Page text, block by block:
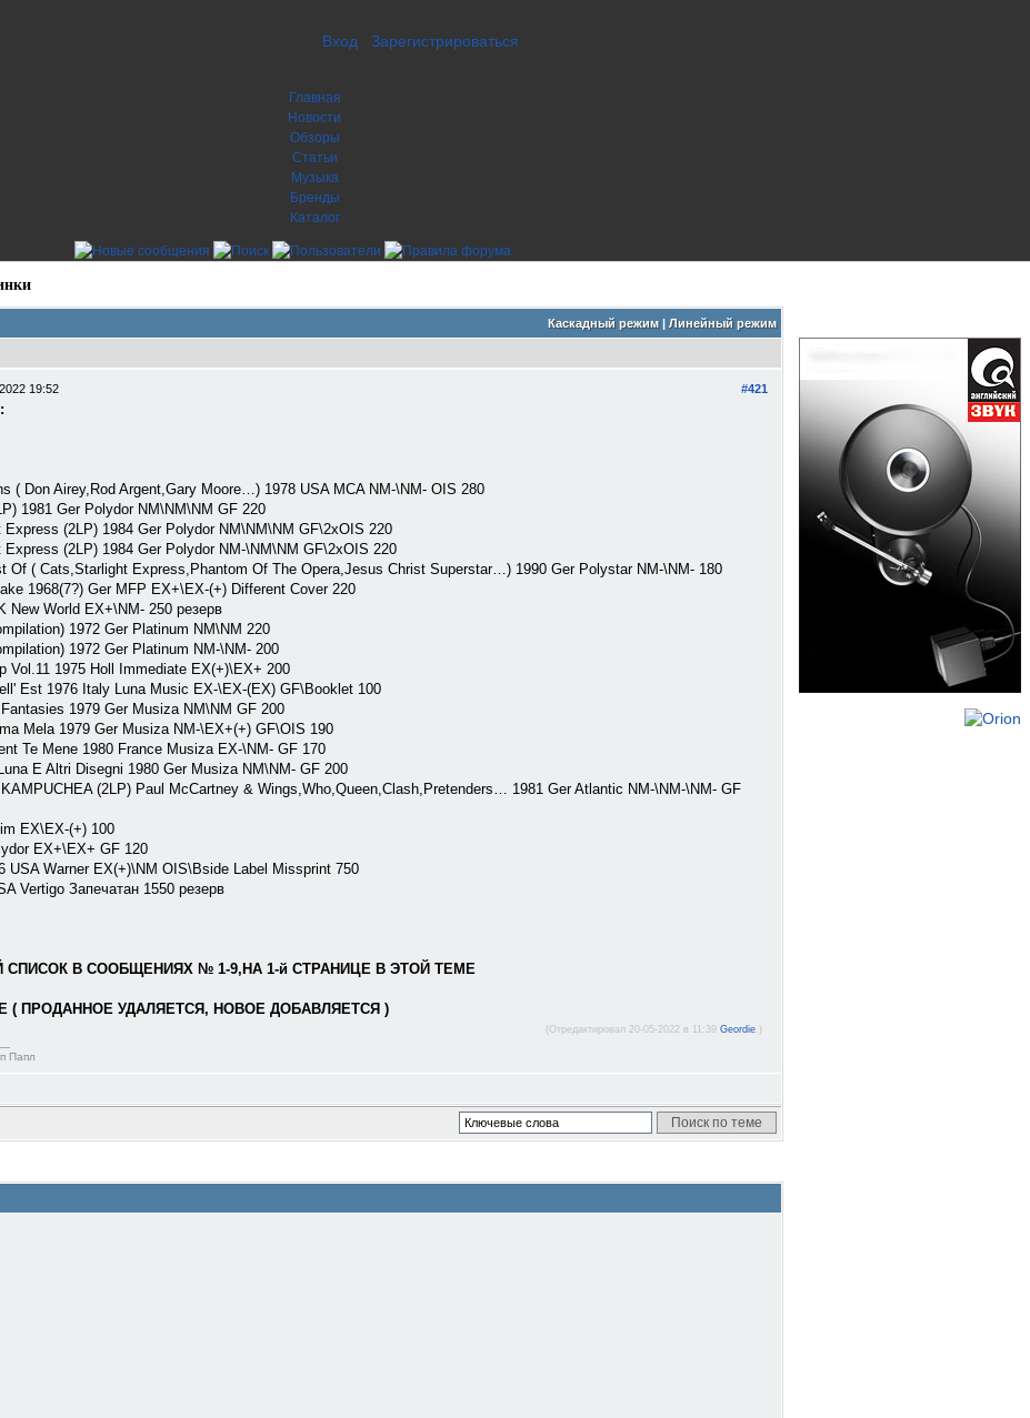
Вход Зарегистрироваться
Главная
Новости
Обзоры
Статьи
Музыка
Бренды
Каталог
Каскадный режим| Линейный режим
#421
19:52
( Don Airey,Rod Argent,Gary Moore…) 1978 USA MCA NM-\NM- OIS 280
1981 Ger Polydor NM\NM\NM GF 220
(2LP) 1984 Ger Polydor NM\NM\NM GF\2xOIS 220
(2LP) 1984 Ger Polydor NM-\NM\NM GF\2xOIS 220
Of ( Cats,Starlight Express,Phantom Of The Opera,Jesus Christ Superstar…) 1990 Ger Polystar NM-\NM- 180
1968(7?) Ger MFP EX+\EX-(+) Different Cover 220
New World EX+\NM- 250 резерв
1972 Ger Platinum NM\NM 220
1972 Ger Platinum NM-\NM- 200
Vol.11 1975 Holl Immediate EX(+)\EX+ 200
Est 1976 Italy Luna Music EX-\EX-(EX) GF\Booklet 100
1979 Ger Musiza NM\NM GF 200
Mela 1979 Ger Musiza NM-\EX+(+) GF\OIS 190
Te Mene 1980 France Musiza EX-\NM- GF 170
E Altri Disegni 1980 Ger Musiza NM\NM- GF 200
(2LP) Paul McCartney & Wings,Who,Queen,Clash,Pretenders… 1981 Ger Atlantic NM-\NM-\NM- GF
EX\EX-(+) 100
EX+\EX+ GF 120
USA Warner EX(+)\NM OIS\Bside Label Missprint 750
Vertigo Запечатан 1550 резерв
В СООБЩЕНИЯХ № 1-9,НА 1-й СТРАНИЦЕ В ЭТОЙ ТЕМЕ
( ПРОДАННОЕ УДАЛЯЕТСЯ, НОВОЕ ДОБАВЛЯЕТСЯ )
(Отредактировал 20-05-2022 в 11:39 Geordie.)
Папл